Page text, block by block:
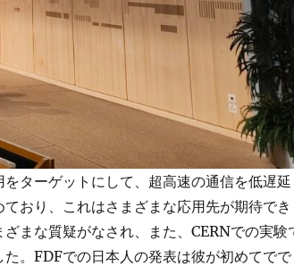
ターゲットにして、超高速の通信を低遅延
おり、これはさまざまな応用先が期待でき
まな質疑がなされ、また、CERNでの実験
。FDFでの日本人の発表は彼が初めてでで